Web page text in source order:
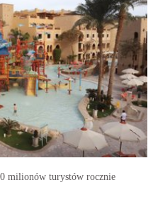
milionów turystów rocznie